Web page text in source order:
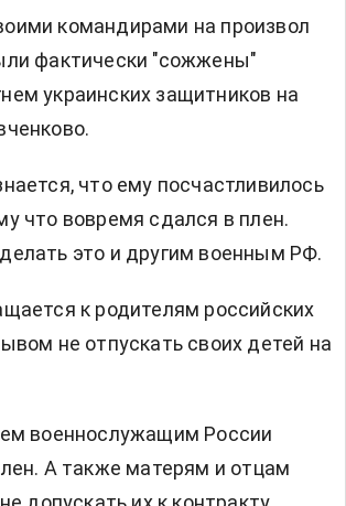
командирами на произвол
фактически "сожжены"
украинских защитников на
что ему посчастливилось
что вовремя сдался в плен.
это и другим военным РФ.
к родителям российских
не отпускать своих детей на
военнослужащим России
А также матерям и отцам